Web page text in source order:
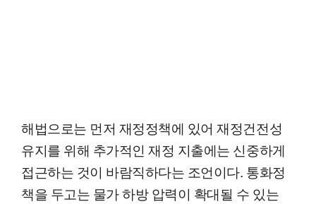
해법으로는 먼저 재정정책에 있어 재정건전성
유지를 위해 추가적인 재정 지출에는 신중하게
접근하는 것이 바람직하다는 조언이다. 통화정
책을 두고는 물가 하방 압력이 확대될 수 있는